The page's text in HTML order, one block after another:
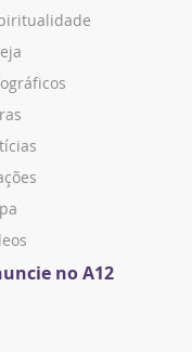
no A12